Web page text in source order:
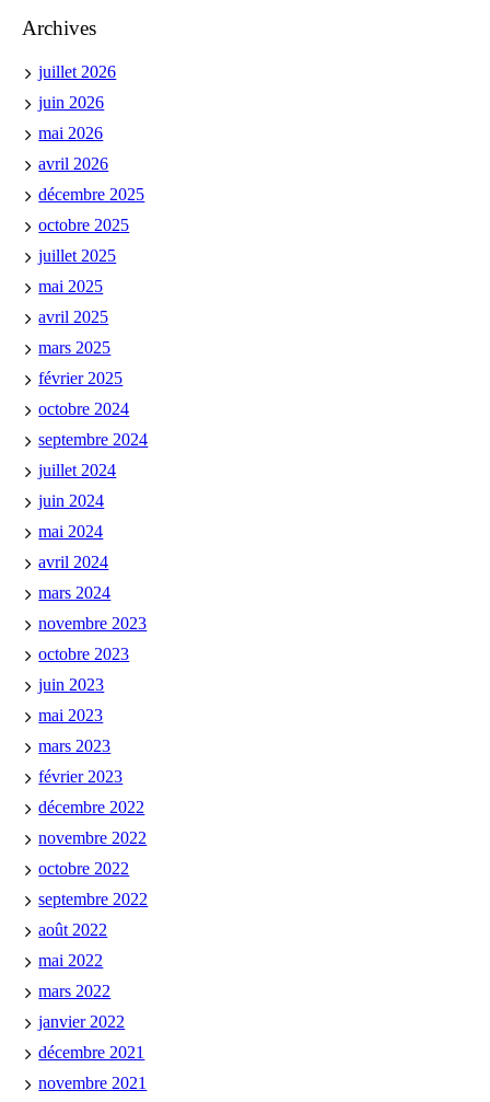
Archives
juillet 2026
juin 2026
mai 2026
avril 2026
décembre 2025
octobre 2025
juillet 2025
mai 2025
avril 2025
mars 2025
février 2025
octobre 2024
septembre 2024
juillet 2024
juin 2024
mai 2024
avril 2024
mars 2024
novembre 2023
octobre 2023
juin 2023
mai 2023
mars 2023
février 2023
décembre 2022
novembre 2022
octobre 2022
septembre 2022
août 2022
mai 2022
mars 2022
janvier 2022
décembre 2021
novembre 2021